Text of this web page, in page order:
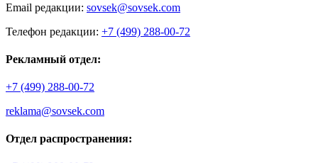
Email редакции: sovsek@sovsek.com
Телефон редакции: +7 (499) 288-00-72
Рекламный отдел:
+7 (499) 288-00-72
reklama@sovsek.com
Отдел распространения: